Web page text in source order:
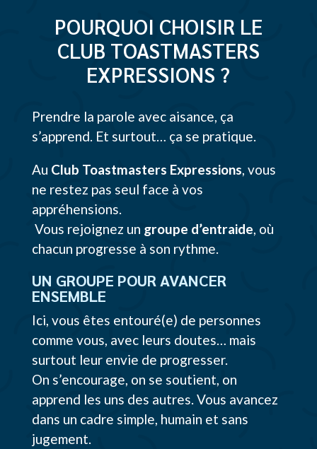
POURQUOI CHOISIR LE
CLUB TOASTMASTERS
EXPRESSIONS ?
Prendre la parole avec aisance, ça
s’apprend. Et surtout… ça se pratique.
Au Club Toastmasters Expressions, vous
ne restez pas seul face à vos
appréhensions.
Vous rejoignez un groupe d’entraide, où
chacun progresse à son rythme.
UN GROUPE POUR AVANCER
ENSEMBLE
Ici, vous êtes entouré(e) de personnes
comme vous, avec leurs doutes… mais
surtout leur envie de progresser.
On s’encourage, on se soutient, on
apprend les uns des autres. Vous avancez
dans un cadre simple, humain et sans
jugement.